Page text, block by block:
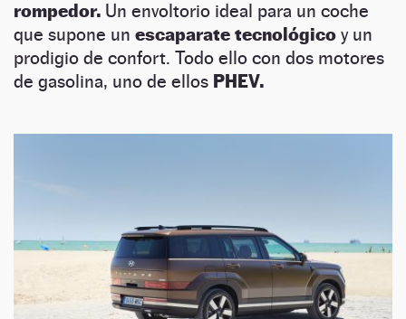
rompedor. Un envoltorio ideal para un coche
que supone un escaparate tecnológico y un
prodigio de confort. Todo ello con dos motores
de gasolina, uno de ellos PHEV.